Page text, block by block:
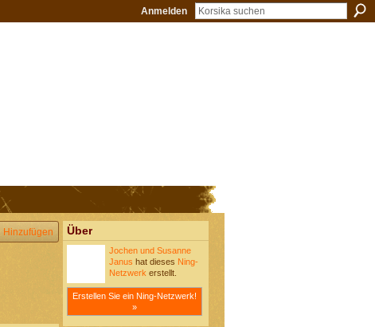
Anmelden
Hinzufügen Über
Jochen und Susanne
Janus hat dieses Ning-
Netzwerk erstellt.
Erstellen Sie ein Ning-Netzwerk!
»